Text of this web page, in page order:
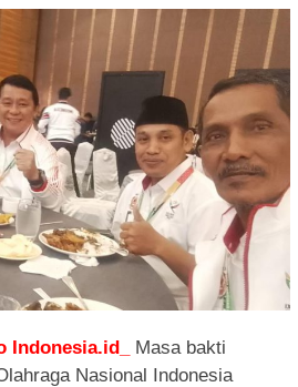
Indonesia.id_
Masa bakti
Nasional Indonesia